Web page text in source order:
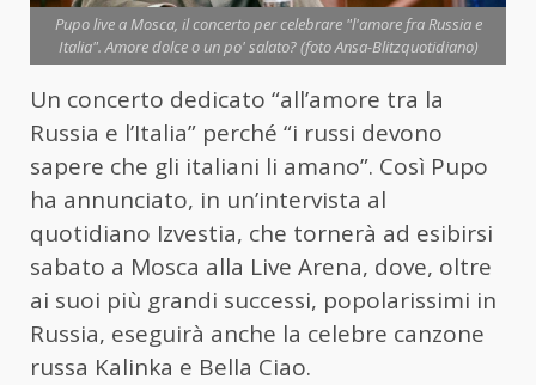
Pupo live a Mosca, il concerto per celebrare "l'amore fra Russia e
Italia". Amore dolce o un po' salato? (foto Ansa-Blitzquotidiano)
Un concerto dedicato “all’amore tra la
Russia e l’Italia” perché “i russi devono
sapere che gli italiani li amano”. Così Pupo
ha annunciato, in un’intervista al
quotidiano Izvestia, che tornerà ad esibirsi
sabato a Mosca alla Live Arena, dove, oltre
ai suoi più grandi successi, popolarissimi in
Russia, eseguirà anche la celebre canzone
russa Kalinka e Bella Ciao.